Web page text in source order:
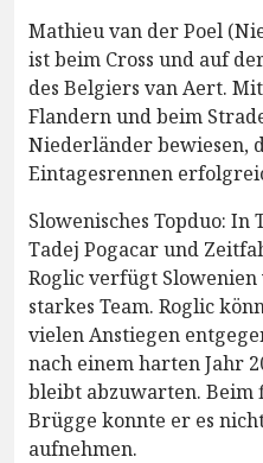
Mathieu van der Poel
ist beim Cross und auf
des Belgiers van Aert.
Flandern und beim
Niederländer bewiesen,
Eintagesrennen
Slowenisches Topduo: In
Tadej Pogacar und
Roglic verfügt
starkes Team. Roglic
vielen Anstiegen
nach einem harten Jahr
bleibt abzuwarten. Beim
Brügge konnte er es
aufnehmen.